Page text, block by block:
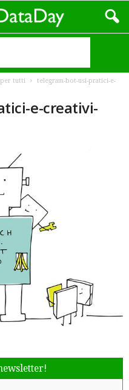
tutti
telegram-bot-usi-pratici-e-
e-creativi-